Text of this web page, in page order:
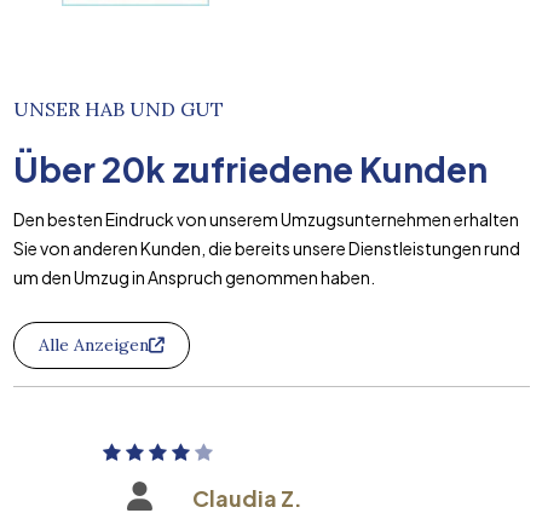
UNSER HAB UND GUT
Über20k zufriedene Kunden
Den besten Eindruck von unserem Umzugsunternehmen erhalten
Sie von anderen Kunden, die bereits unsere Dienstleistungen rund
um den Umzug in Anspruch genommen haben.
Alle Anzeigen
Claudia Z.